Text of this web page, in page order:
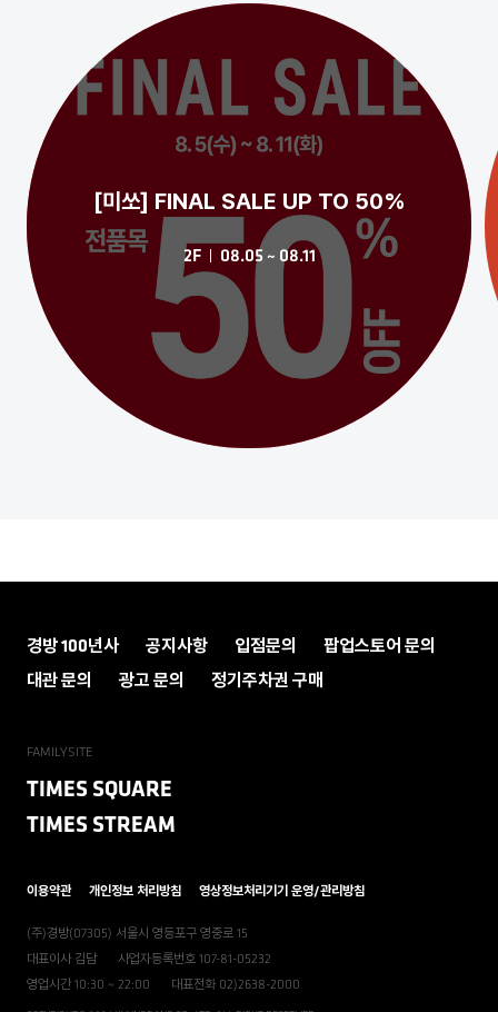
[미쏘] FINAL SALE UP TO 50%
2F 08.05 ~ 08.11
경방 100년사 공지사항 입점문의
팝업스토어 문의
대관 문의
광고 문의 정기주차권 구매
FAMILYSITE
TIMES SQUARE
TIMES STREAM
이용약관 개인정보 처리방침 영상정보처리기기 운영/관리방침
(주)경방(07305) 서울시 영등포구 영중로 15
대표이사 김담
사업자등록번호 107-81-05232
영업시간 10:30 ~ 22:00
대표전화 02)2638-2000